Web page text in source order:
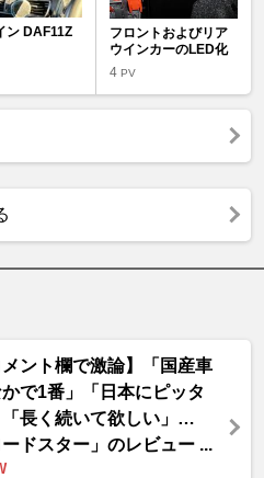
ン DAF11Z
フロントおよびリア
ウインカーのLED化
4 PV
メント欄で激論】「国産車
で1番」「日本にピッタ
「長く続いて欲しい」…
ードスター」のレビュー ...